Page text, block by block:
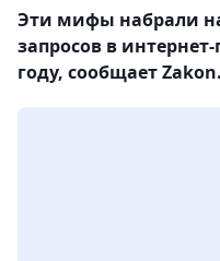
Эти мифы набрали
запросов в
году, сообщает